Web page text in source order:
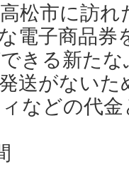
松市に訪
電子商品券
きる新た
送がない
などの代